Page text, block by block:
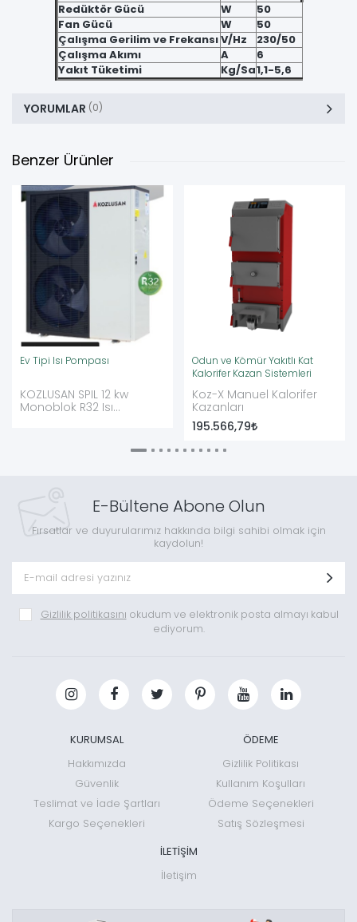
Redüktör Gücü
W
50
Fan Gücü
W
50
Çalışma Gerilim ve Frekansı V/Hz
230/50
Çalışma Akımı
A
6
Yakıt Tüketimi
Kg/Sa1,1-5,6
YORUMLAR (0)
Benzer Ürünler
Ev Tipi Isı Pompası
KOZLUSAN SPIL 12 kw
Monoblok R32 Isı
Odun ve Kömür Yakıtlı Kat
Kalorifer Kazan Sistemleri
Koz-X Manuel Kalorifer
Kazanları
195.566,79
E-Bültene Abone Olun
Fırsatlar ve duyurularımız hakkında bilgi sahibi olmak için
kaydolun!
Gizlilik politikasını okudum ve elektronik posta almayı kabul
ediyorum.
KURUMSAL
Hakkımızda
Güvenlik
Teslimat ve İade Şartları
Kargo Seçenekleri
ÖDEME
Gizlilik Politikası
Kullanım Koşulları
Ödeme Seçenekleri
Satış Sözleşmesi
İLETİŞİM
İletişim